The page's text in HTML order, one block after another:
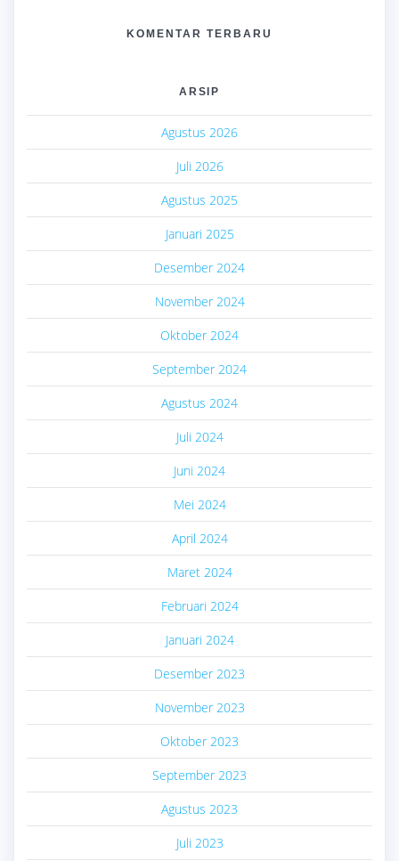
KOMENTAR TERBARU
ARSIP
Agustus 2026
Juli 2026
Agustus 2025
Januari 2025
Desember 2024
November 2024
Oktober 2024
September 2024
Agustus 2024
Juli 2024
Juni 2024
Mei 2024
April 2024
Maret 2024
Februari 2024
Januari 2024
Desember 2023
November 2023
Oktober 2023
September 2023
Agustus 2023
Juli 2023